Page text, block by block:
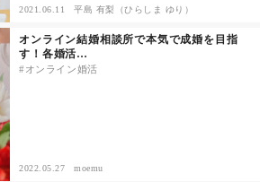
2021.06.11 平島 有梨（ひらしま ゆり）
オンライン結婚相談所で本気で成婚を目指
す！各婚活…
オンライン婚活
2022.05.27 moemu